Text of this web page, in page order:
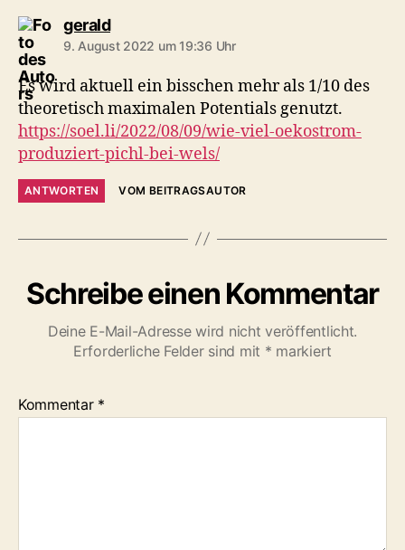
geraldsagt:
9. August 2022 um 19:36 Uhr
Es wird aktuell ein bisschen mehr als 1/10 des
theoretisch maximalen Potentials genutzt.
https://soel.li/2022/08/09/wie-viel-oekostrom-
produziert-pichl-bei-wels/
ANTWORTEN VOM BEITRAGSAUTOR
Schreibe einen Kommentar
Deine E-Mail-Adresse wird nicht veröffentlicht.
Erforderliche Felder sind mit * markiert
Kommentar *